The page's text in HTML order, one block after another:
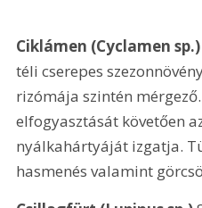
Ciklámen (Cyclamen sp.)
téli cserepes
rizómája szintén
elfogyasztását követően
nyálkahártyáját izgatja.
hasmenés valamint